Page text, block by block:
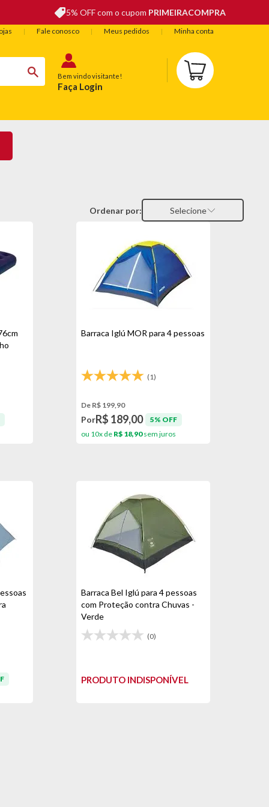
5% OFF com o cupom PRIMEIRACOMPRA
Fale conosco Meus pedidos Minha conta
Bem vindo visitante!
Faça Login
Ordenar por: Selecione
Barraca Iglú MOR para 4 pessoas
(1)
De R$ 199,90
PorR$ 189,00
5% OFF
ou 10x de R$ 18,90sem juros
Barraca Bel Iglú para 4 pessoas
com Proteção contra Chuvas -
Verde
(0)
PRODUTO INDISPONÍVEL